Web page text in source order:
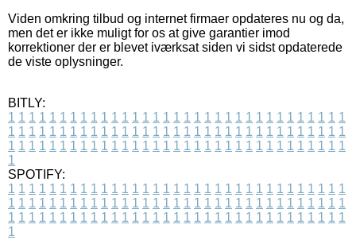
Viden omkring tilbud og internet firmaer opdateres nu og da,
men det er ikke muligt for os at give garantier imod
korrektioner der er blevet iværksat siden vi sidst opdaterede
de viste oplysninger.
BITLY:
1 1 1 1 1 1 1 1 1 1 1 1 1 1 1 1 1 1 1 1 1 1 1 1 1 1 1 1 1 1 1 1 1
1 1 1 1 1 1 1 1 1 1 1 1 1 1 1 1 1 1 1 1 1 1 1 1 1 1 1 1 1 1 1 1 1
1 1 1 1 1 1 1 1 1 1 1 1 1 1 1 1 1 1 1 1 1 1 1 1 1 1 1 1 1 1 1 1 1
1
SPOTIFY:
1 1 1 1 1 1 1 1 1 1 1 1 1 1 1 1 1 1 1 1 1 1 1 1 1 1 1 1 1 1 1 1 1
1 1 1 1 1 1 1 1 1 1 1 1 1 1 1 1 1 1 1 1 1 1 1 1 1 1 1 1 1 1 1 1 1
1 1 1 1 1 1 1 1 1 1 1 1 1 1 1 1 1 1 1 1 1 1 1 1 1 1 1 1 1 1 1 1 1
1